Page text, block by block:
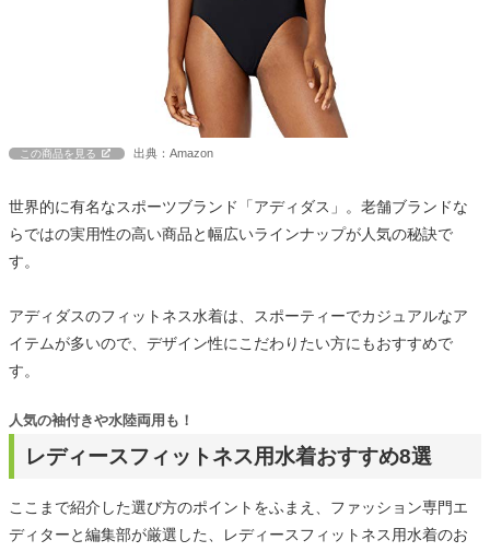
この商品を見る 出典：Amazon
世界的に有名なスポーツブランド「アディダス」。老舗ブランドな
らではの実用性の高い商品と幅広いラインナップが人気の秘訣で
す。
アディダスのフィットネス水着は、スポーティーでカジュアルなア
イテムが多いので、デザイン性にこだわりたい方にもおすすめで
す。
レディースフィットネス用水着おすすめ8選
人気の袖付きや水陸両用も！
ここまで紹介した選び方のポイントをふまえ、ファッション専門エ
ディターと編集部が厳選した、レディースフィットネス用水着のお